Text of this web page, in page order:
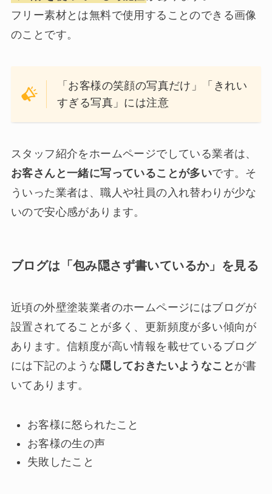
フリー素材とは無料で使用することのできる画像
のことです。
「お客様の笑顔の写真だけ」「きれい
すぎる写真」には注意
スタッフ紹介をホームページでしている業者は、
お客さんと一緒に写っていることが多いです。そ
ういった業者は、職人や社員の入れ替わりが少な
いので安心感があります。
ブログは「包み隠さず書いているか」を見る
近頃の外壁塗装業者のホームページにはブログが
設置されてることが多く、更新頻度が多い傾向が
あります。信頼度が高い情報を載せているブログ
には下記のような隠しておきたいようなこと が書
いてあります。
お客様に怒られたこと
お客様の生の声
失敗したこと